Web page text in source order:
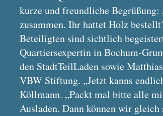
kurze und freundliche Begrüßung:
zusammen. Ihr hattet Holz
Beteiligten sind sichtlich
Quartiersexpertin in Bochum-
den StadtTeilLaden sowie
VBW Stiftung. „Jetzt kanns
Köllmann. „Packt mal bitte alle
Ausladen. Dann können wir gleich